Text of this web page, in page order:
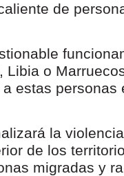
de
Libia o
estas personas
la
de los
migradas y